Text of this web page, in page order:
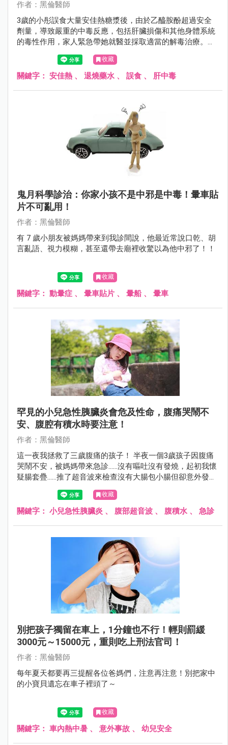
作者：黑倫醫師
3歲的小彤誤食大量安佳熱糖漿後，由於乙醯胺酚超過安全
劑量，導致嚴重的中毒反應，包括肝臟損傷和其他身體系統
的毒性作用，家人緊急帶她就醫並採取適當的解毒治療。家
中的藥品應該存放在孩子無法觸及的地方，以避免類似事件
收藏
關鍵字： 安佳熱 、 退燒藥水 、 誤食 、 肝中毒
鬼月科學診治：你家小孩不是中邪是中毒！暈車貼
片不可亂用！
作者：黑倫醫師
有 7 歲小朋友被媽媽帶來到我診間說，他最近常說口乾、胡
言亂語、視力模糊，甚至還帶去廟裡收驚以為他中邪了！！
收藏
關鍵字： 動暈症 、 暈車貼片 、 暈船、 暈車
罕見的小兒急性胰臟炎會危及性命，腹痛哭鬧不
安、腹腔有積水時要注意！
作者：黑倫醫師
這一夜我拯救了三歲腹痛的孩子！ 半夜一個3歲孩子因腹痛
哭鬧不安，被媽媽帶來急診……沒有嘔吐沒有發燒，起初我懷
疑腸套疊……推了超音波來檢查沒有大腸包小腸但卻意外發現
腹腔有腹水，非常不尋常所以我積極的幫孩子詳細的抽血檢
查！後來睡夢中接到一通電話，黑倫醫師快來孩子的脂肪酶
超過3000……
收藏
關鍵字： 小兒急性胰臟炎 、 腹部超音波 、 腹積水 、 急診
別把孩子獨留在車上，1分鐘也不行！輕則罰緩
3000元～15000元，重則吃上刑法官司！
作者：黑倫醫師
每年夏天都要再三提醒各位爸媽們，注意再注意！別把家中
的小寶貝遺忘在車子裡頭了～
收藏
關鍵字： 車內熱中暑 、 意外事故 、 幼兒安全